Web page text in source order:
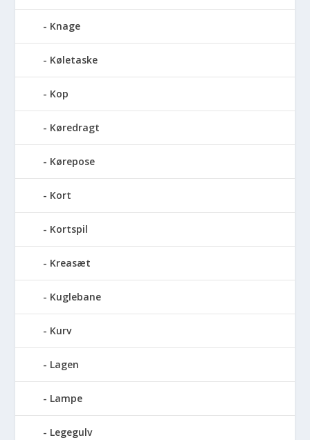
Knage
Køletaske
Kop
Køredragt
Kørepose
Kort
Kortspil
Kreasæt
Kuglebane
Kurv
Lagen
Lampe
Legegulv